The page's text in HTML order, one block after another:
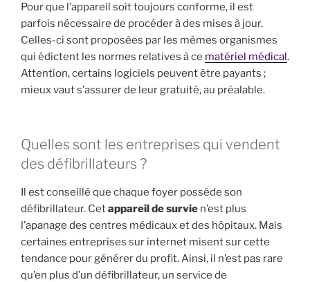
Pour que l’appareil soit toujours conforme, il est
parfois nécessaire de procéder à des mises à jour.
Celles-ci sont proposées par les mêmes organismes
qui édictent les normes relatives à ce matériel médical.
Attention, certains logiciels peuvent être payants ;
mieux vaut s’assurer de leur gratuité, au préalable.
Quelles sont les entreprises qui vendent
des défibrillateurs ?
Il est conseillé que chaque foyer possède son
défibrillateur. Cetappareil de survie n’est plus
l’apanage des centres médicaux et des hôpitaux. Mais
certaines entreprises sur internet misent sur cette
tendance pour générer du profit. Ainsi, il n’est pas rare
qu’en plus d’un défibrillateur, un service de